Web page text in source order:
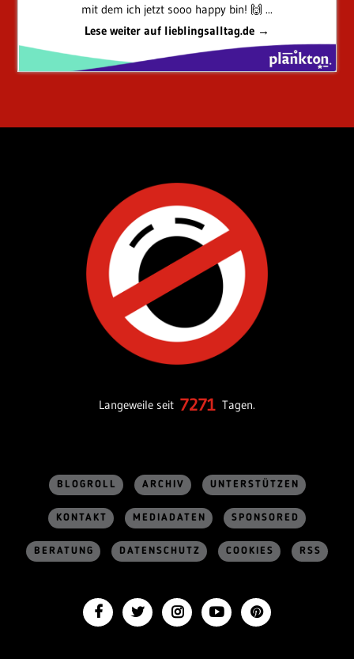
mit dem ich jetzt sooo happy bin! 🙌 ...
Lese weiter auf lieblingsalltag.de →
Langeweile seit 7271 Tagen.
BLOGROLL ARCHIV UNTERSTÜTZEN
KONTAKT MEDIADATEN SPONSORED
BERATUNG DATENSCHUTZ COOKIES RSS